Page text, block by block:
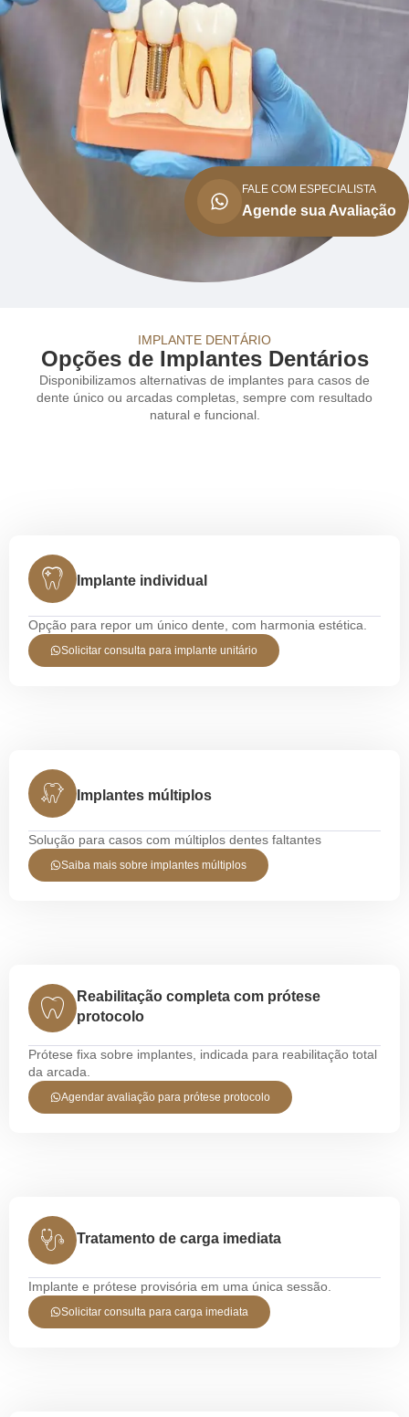
FALE COM ESPECIALISTA
Agende sua Avaliação
IMPLANTE DENTÁRIO
Opções de Implantes Dentários
Disponibilizamos alternativas de implantes para casos de
dente único ou arcadas completas, sempre com resultado
natural e funcional.
Implante individual
Opção para repor um único dente, com harmonia estética.
Solicitar consulta para implante unitário
Implantes múltiplos
Solução para casos com múltiplos dentes faltantes
Saiba mais sobre implantes múltiplos
Reabilitação completa com prótese
protocolo
Prótese fixa sobre implantes, indicada para reabilitação total
da arcada.
Agendar avaliação para prótese protocolo
Tratamento de carga imediata
Implante e prótese provisória em uma única sessão.
Solicitar consulta para carga imediata